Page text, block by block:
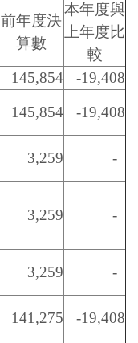
前年度決
算數
本年度與
上年度比
較
145,854
-19,408
145,854 -19,408
3,259 -
3,259 -
3,259 -
141,275 -19,408